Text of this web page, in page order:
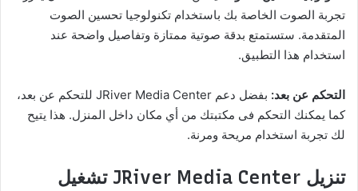
تجربة الصوت الخاصة بك باستخدام تكنولوجيا تحسين الصوت
المتقدمة. ستستمتع بدقة صوتية ممتازة وتفاصيل واضحة عند
استخدام هذا التطبيق.
التحكم عن بعد:
بفضل دعم JRiver Media Center للتحكم عن بعد،
كما يمكنك التحكم فى مكتبتك من أي مكان داخل المنزل. هذا يتيح
لك تجربة استخدام مريحة ومرنة.
تنزيل JRiver Media Center تشغيل